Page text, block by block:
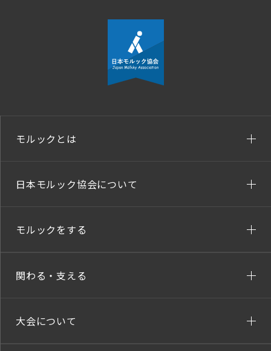
モルックとは
日本モルック協会について
モルックをする
関わる・支える
大会について